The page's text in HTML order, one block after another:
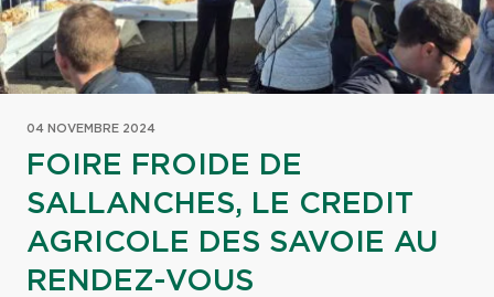
04 NOVEMBRE 2024
FOIRE FROIDE DE
SALLANCHES, LE CREDIT
AGRICOLE DES SAVOIE AU
RENDEZ-VOUS